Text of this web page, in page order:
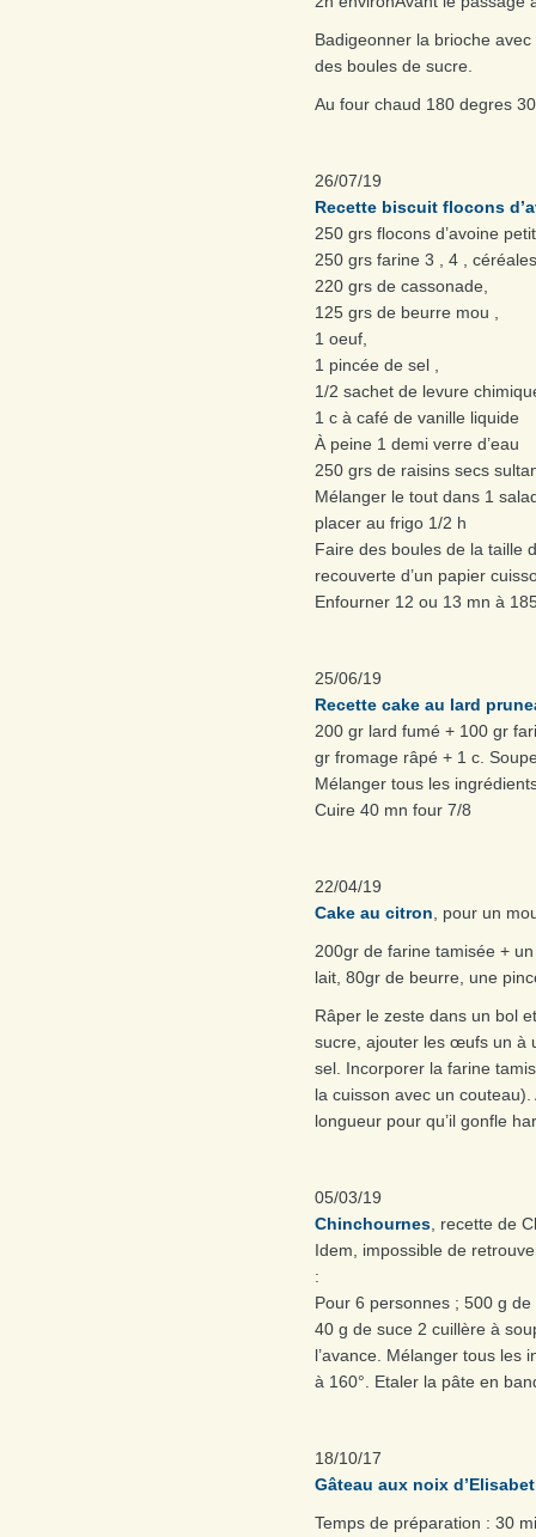
Badigeonner la brioche
des boules de sucre.
Au four chaud 180 degres
26/07/19
Recette biscuit flocons
250 grs flocons d’avoine
250 grs farine 3 , 4 ,
220 grs de cassonade,
125 grs de beurre mou ,
1 oeuf,
1 pincée de sel ,
1/2 sachet de levure
1 c à café de vanille liquide
À peine 1 demi verre d’eau
250 grs de raisins secs
Mélanger le tout dans 1
placer au frigo 1/2 h
Faire des boules de la taille
recouverte d’un papier
Enfourner 12 ou 13 mn à
25/06/19
Recette cake au lard
200 gr lard fumé + 100 gr
gr fromage râpé + 1 c.
Mélanger tous les
Cuire 40 mn four 7/8
22/04/19
Cake au citron , pour un
200gr de farine tamisée +
lait, 80gr de beurre, une
Râper le zeste dans un bol
sucre, ajouter les œufs un à
sel. Incorporer la farine
la cuisson avec un
longueur pour qu’il gonfle
05/03/19
Chinchournes , recette de
Idem, impossible de
:
Pour 6 personnes ; 500 g
40 g de suce 2 cuillère à
l’avance. Mélanger tous les
à 160°. Etaler la pâte en
18/10/17
Gâteau aux noix
Temps de préparation : 30